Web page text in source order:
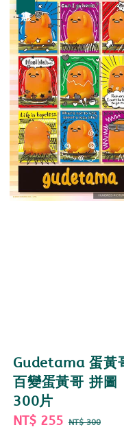
Gudetama 蛋黃
百變蛋黃哥 拼圖
300片
Sale
NT$ 255 Regular
NT$ 300